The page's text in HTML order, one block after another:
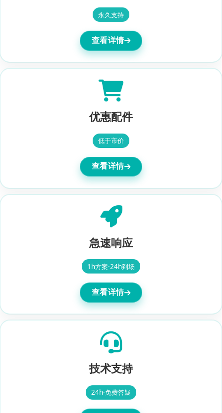
永久支持
查看详情
优惠配件
低于市价
查看详情
急速响应
1h方案·24h到场
查看详情
技术支持
24h·免费答疑